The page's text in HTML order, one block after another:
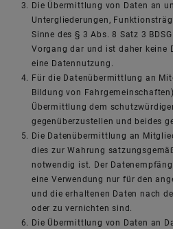
Die Übermittlung von Daten an
Untergliederungen,
Sinne des § 3 Abs. 8 Satz 3
Vorgang dar und ist daher keine
eine Datennutzung.
Für die Datenübermittlung an
Bildung von
Übermittlung dem
gegenüberzustellen und beides
Die Datenübermittlung an
dies zur Wahrung
notwendig ist. Der
eine Verwendung nur für den
und die erhaltenen Daten nach
oder zu vernichten sind.
Die Übermittlung von Daten an